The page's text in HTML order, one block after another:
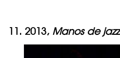
11. 2013, Manos de jazz